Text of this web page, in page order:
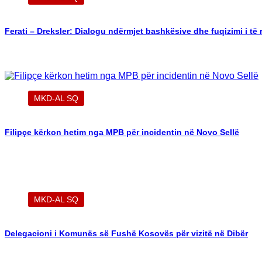
Ferati – Dreksler: Dialogu ndërmjet bashkësive dhe fuqizimi i
MKD-AL SQ
Filipçe kërkon hetim nga MPB për incidentin në Novo Sellë
MKD-AL SQ
Delegacioni i Komunës së Fushë Kosovës për vizitë në Dibër